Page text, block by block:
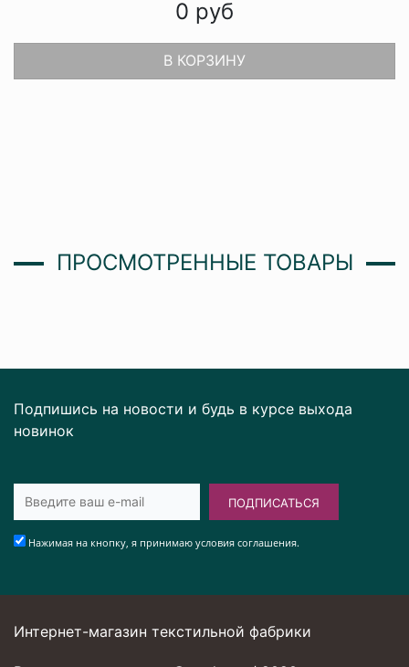
0 руб
В КОРЗИНУ
ПРОСМОТРЕННЫЕ ТОВАРЫ
Подпишись на новости и будь в курсе выхода
новинок
ПОДПИСАТЬСЯ
Нажимая на кнопку, я принимаю условия соглашения.
Интернет-магазин текстильной фабрики